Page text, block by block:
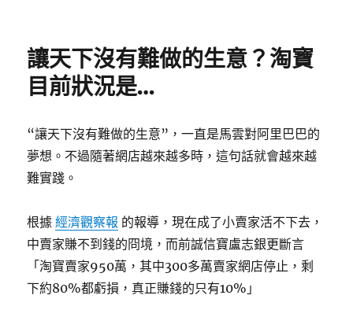
讓天下沒有難做的生意？淘寶
目前狀況是…
“讓天下沒有難做的生意”，一直是馬雲對阿里巴巴的
夢想。不過隨著網店越來越多時，這句話就會越來越
難實踐。
根據經濟觀察報 的報導，現在成了小賣家活不下去，
中賣家賺不到錢的冏境，而前誠信寶盧志銀更斷言
「淘寶賣家950萬，其中300多萬賣家網店停止，剩
下約80%都虧損，真正賺錢的只有10%」